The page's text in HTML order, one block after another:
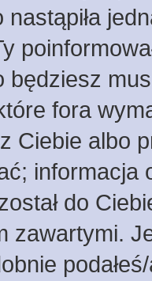
nastąpiła
będziesz
fora
Ciebie albo
do
zawartymi.